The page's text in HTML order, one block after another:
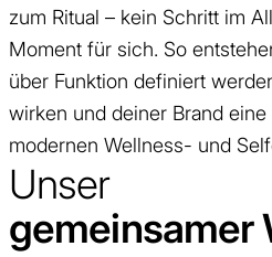
zum Ritual – kein Schritt im
Moment für sich. So
über Funktion definiert
wirken und deiner Brand
modernen Wellness- und
Unser
gemeinsamer